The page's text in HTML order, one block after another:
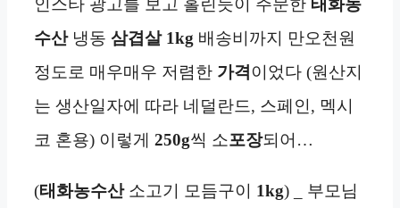
인스타 광고를 보고 홀린듯이 주문한 태화농
수산냉동 삼겹살 1kg 배송비까지 만오천원
정도로 매우매우 저렴한 가격 이었다 (원산지
는 생산일자에 따라 네덜란드, 스페인, 멕시
코 혼용) 이렇게 250g씩 소포장되어…
(태화농수산소고기 모듬구이 1kg) _ 부모님